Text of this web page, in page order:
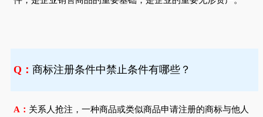
Q： 商标注册条件中禁止条件有哪些？
A： 关系人抢注，一种商品或类似商品申请注册的商标与他人